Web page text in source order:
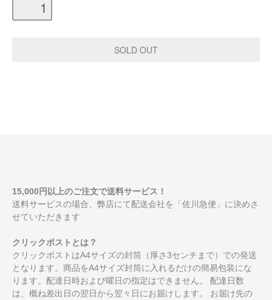
15,000円以上のご注文で送料サービス！
送料サービスの場合、弊店にて配送会社を「佐川急便」に決めさ
せていただきます
クリックポストとは？
クリックポストはA4サイズの封筒（厚さ3センチまで）での発送
となります。商品をA4サイズ封筒に入れるだけの簡易包装にな
ります。配達日時および曜日の指定はできません。 配達日数
は、概ね差出日の翌日から翌々日にお届けします。 お届け先の